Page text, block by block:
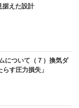
据えた設計
について（７）換気ダ
す圧力損失」